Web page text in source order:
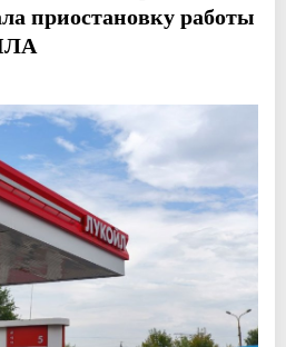
приостановку работы